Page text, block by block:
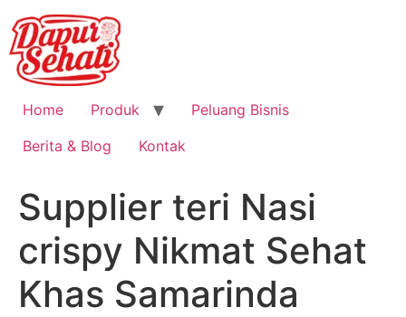
Home Produk
Peluang Bisnis
Berita & Blog
Kontak
Supplier teri Nasi
crispy Nikmat Sehat
Khas Samarinda